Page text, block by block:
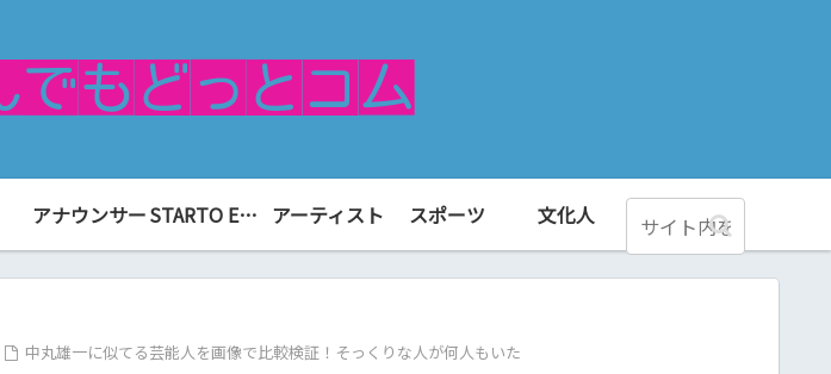
アナウンサー STARTO ENTERTAINMENT（旧ジャニーズ） アーティスト スポーツ 文化人
中丸雄一に似てる芸能人を画像で比較検証！そっくりな人が何人もいた